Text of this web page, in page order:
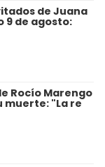
de Juana
9 de agosto:
Rocío Marengo
muerte: "La re